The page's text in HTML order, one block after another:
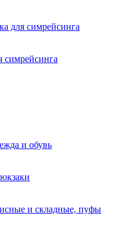
для симрейсинга
симрейсинга
и обувь
и складные, пуфы